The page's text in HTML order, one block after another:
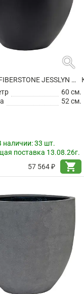
search
КАШПО FIBERSTONE JESSLYN M BLACK
60 см.
52 см.
наличии:33 шт.
поставка 13.08.26г.
57 564 ₽
shopping_cart